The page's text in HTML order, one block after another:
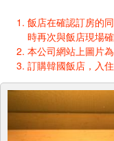
飯店在確認訂房的
時再次與飯店現場
本公司網站上圖片
訂購韓國飯店，入